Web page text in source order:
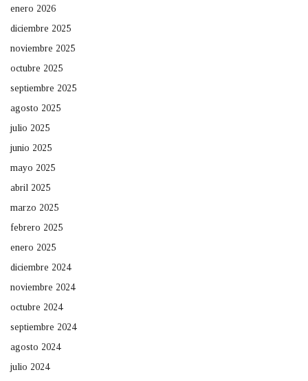
enero 2026
diciembre 2025
noviembre 2025
octubre 2025
septiembre 2025
agosto 2025
julio 2025
junio 2025
mayo 2025
abril 2025
marzo 2025
febrero 2025
enero 2025
diciembre 2024
noviembre 2024
octubre 2024
septiembre 2024
agosto 2024
julio 2024